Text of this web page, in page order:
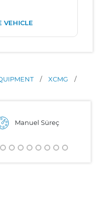
VEHICLE
/ XCMG
/
Manuel Süreç